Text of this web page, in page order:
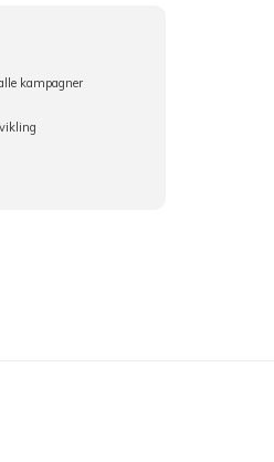
kampagner